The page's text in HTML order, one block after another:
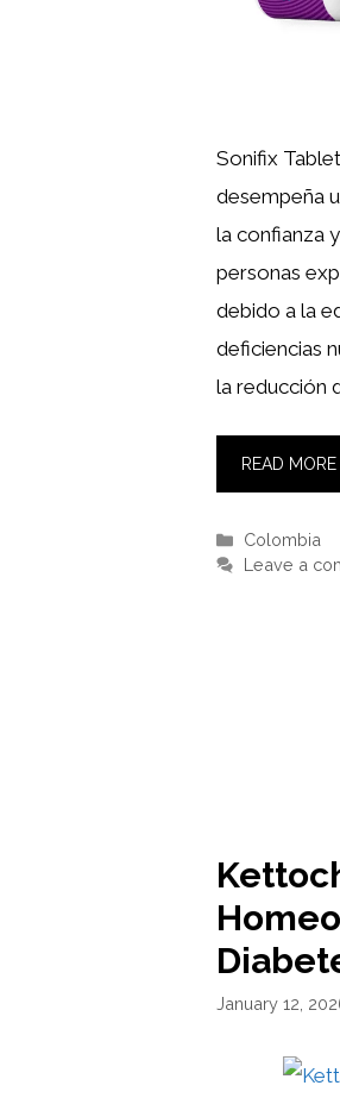
Sonifix
desempeña
la confianza
personas
debido a la
deficiencias
la reducción
READ MORE
Categories
Colombia
Leave a
January 12,